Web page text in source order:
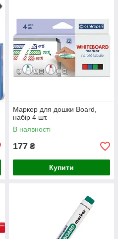
Маркер для дошки Board,
набір 4 шт.
В наявності
177 ₴
Купити